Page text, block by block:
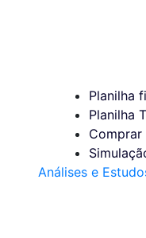
Planilha
Planilha
Comprar
Análises e